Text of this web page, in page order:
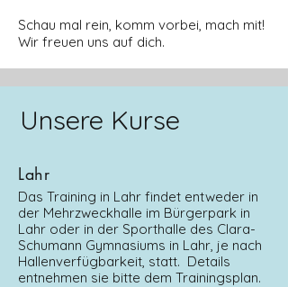
Schau mal rein, komm vorbei, mach mit!
Wir freuen uns auf dich.
Unsere Kurse
Lahr
Das Training in Lahr findet entweder in
der Mehrzweckhalle im Bürgerpark in
Lahr oder in der Sporthalle des Clara-
Schumann Gymnasiums in Lahr, je nach
Hallenverfügbarkeit, statt. ​Details
entnehmen sie bitte dem Trainingsplan.